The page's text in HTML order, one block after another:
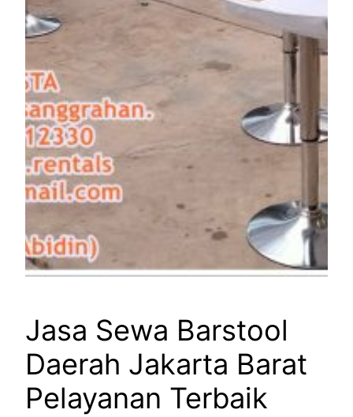
Jasa Sewa Barstool
Daerah Jakarta Barat
Pelayanan Terbaik